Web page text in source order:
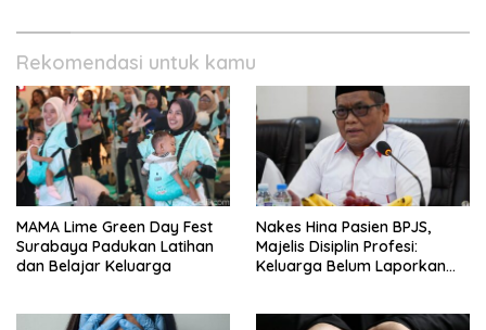
Rekomendasi untuk kamu
MAMA Lime Green Day Fest
Surabaya Padukan Latihan
dan Belajar Keluarga
Nakes Hina Pasien BPJS,
Majelis Disiplin Profesi:
Keluarga Belum Laporkan